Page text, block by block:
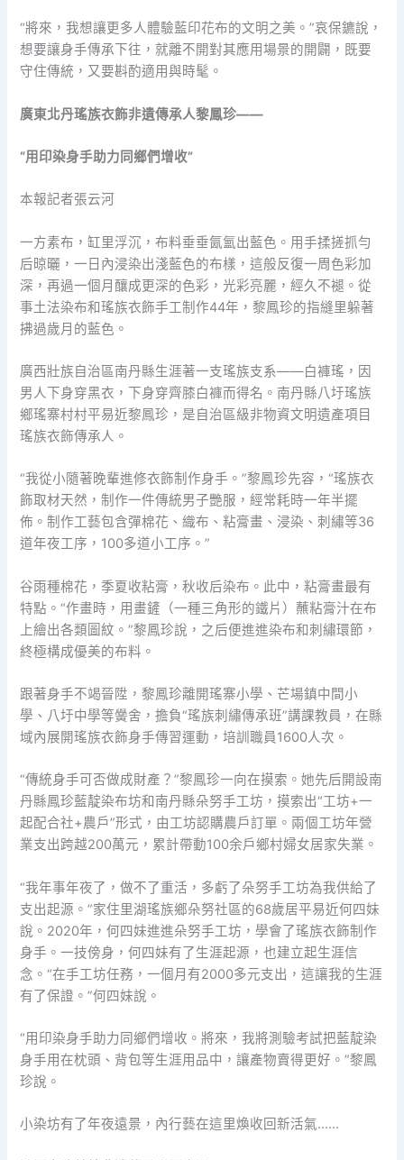
“將來，我想讓更多人體驗藍印花布的文明之美。”哀保鑣說，
想要讓身手傳承下往，就離不開對其應用場景的開闢，既要
守住傳統，又要斟酌適用與時髦。
廣東北丹瑤族衣飾非遺傳承人黎鳳珍——
“用印染身手助力同鄉們增收”
本報記者張云河
一方素布，缸里浮沉，布料垂垂氤氳出藍色。用手揉搓抓勻
后晾曬，一日內浸染出淺藍色的布樣，這般反復一周色彩加
深，再過一個月釀成更深的色彩，光彩亮麗，經久不褪。從
事土法染布和瑤族衣飾手工制作44年，黎鳳珍的指縫里躲著
拂過歲月的藍色。
廣西壯族自治區南丹縣生涯著一支瑤族支系——白褲瑤，因
男人下身穿黑衣，下身穿齊膝白褲而得名。南丹縣八圩瑤族
鄉瑤寨村村平易近黎鳳珍，是自治區級非物資文明遺產項目
瑤族衣飾傳承人。
“我從小隨著晚輩進修衣飾制作身手。”黎鳳珍先容，“瑤族衣
飾取材天然，制作一件傳統男子艷服，經常耗時一年半擺
佈。制作工藝包含彈棉花、織布、粘膏畫、浸染、刺繡等36
道年夜工序，100多道小工序。”
谷雨種棉花，季夏收粘膏，秋收后染布。此中，粘膏畫最有
特點。“作畫時，用畫鏟（一種三角形的鐵片）蘸粘膏汁在布
上繪出各類圖紋。”黎鳳珍說，之后便進進染布和刺繡環節，
終極構成優美的布料。
跟著身手不竭晉陞，黎鳳珍離開瑤寨小學、芒場鎮中間小
學、八圩中學等黌舍，擔負“瑤族刺繡傳承班”講課教員，在縣
域內展開瑤族衣飾身手傳習運動，培訓職員1600人次。
“傳統身手可否做成財產？”黎鳳珍一向在摸索。她先后開設南
丹縣鳳珍藍靛染布坊和南丹縣朵努手工坊，摸索出“工坊+一
起配合社+農戶”形式，由工坊認購農戶訂單。兩個工坊年營
業支出跨越200萬元，累計帶動100余戶鄉村婦女居家失業。
“我年事年夜了，做不了重活，多虧了朵努手工坊為我供給了
支出起源。”家住里湖瑤族鄉朵努社區的68歲居平易近何四妹
說。2020年，何四妹進進朵努手工坊，學會了瑤族衣飾制作
身手。一技傍身，何四妹有了生涯起源，也建立起生涯信
念。“在手工坊任務，一個月有2000多元支出，這讓我的生涯
有了保證。”何四妹說。
“用印染身手助力同鄉們增收。將來，我將測驗考試把藍靛染
身手用在枕頭、背包等生涯用品中，讓產物賣得更好。”黎鳳
珍說。
小染坊有了年夜遠景，內行藝在這里煥收回新活氣……